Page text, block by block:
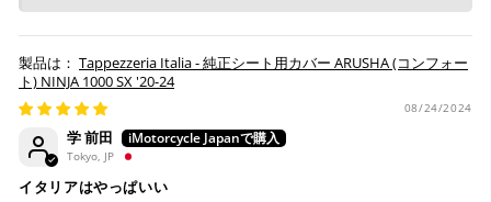
Tappezzeria Italia - 純正シート用カバー ARUSHA (コンフォー
ト) NINJA 1000 SX '20-24
08/24/2024
学 前田
Tokyo, JP
イタリアはやっぱいい